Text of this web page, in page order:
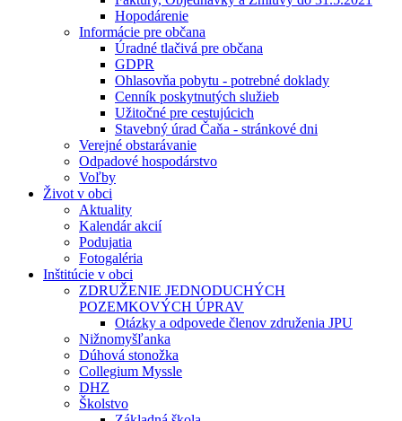
Hopodárenie
Informácie pre občana
Úradné tlačivá pre občana
GDPR
Ohlasovňa pobytu - potrebné doklady
Cenník poskytnutých služieb
Užitočné pre cestujúcich
Stavebný úrad Čaňa - stránkové dni
Verejné obstarávanie
Odpadové hospodárstvo
Voľby
Život v obci
Aktuality
Kalendár akcií
Podujatia
Fotogaléria
Inštitúcie v obci
ZDRUŽENIE JEDNODUCHÝCH
POZEMKOVÝCH ÚPRAV
Otázky a odpovede členov združenia JPU
Nižnomyšľanka
Dúhová stonožka
Collegium Myssle
DHZ
Školstvo